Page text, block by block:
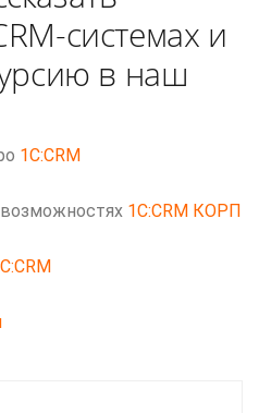
системах и
в наш
1C:CRM
1C:CRM КОРП